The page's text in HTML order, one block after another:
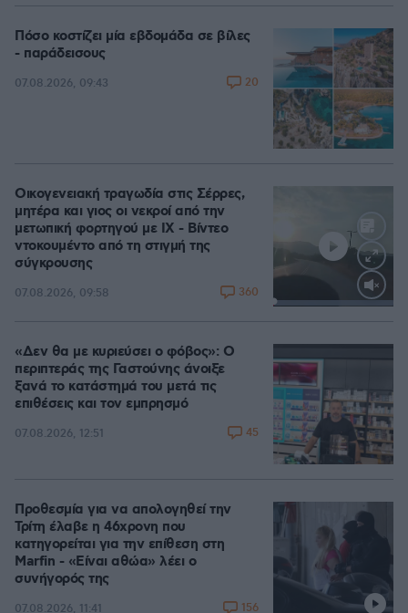
Πόσο κοστίζει μία εβδομάδα σε βίλες
- παράδεισους
07.08.2026, 09:43 20
Loaded:
Οικογενειακή τραγωδία στις Σέρρες,
μητέρα και γιος οι νεκροί από την
μετωπική φορτηγού με ΙΧ - Βίντεο
ντοκουμέντο από τη στιγμή της
σύγκρουσης
07.08.2026, 09:58 360
«Δεν θα με κυριεύσει ο φόβος»: Ο
περιπτεράς της Γαστούνης άνοιξε
ξανά το κατάστημά του μετά τις
επιθέσεις και τον εμπρησμό
07.08.2026, 12:51 45
Προθεσμία για να απολογηθεί την
Τρίτη έλαβε η 46χρονη που
κατηγορείται για την επίθεση στη
Marfin - «Είναι αθώα» λέει ο
συνήγορός της
07.08.2026, 11:41 156